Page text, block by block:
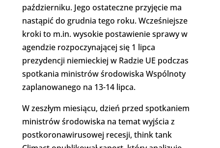
październiku. Jego ostateczne przyjęcie ma
nastąpić do grudnia tego roku. Wcześniejsze
kroki to m.in. wysokie postawienie sprawy w
agendzie rozpoczynającej się 1 lipca
prezydencji niemieckiej w Radzie UE podczas
spotkania ministrów środowiska Wspólnoty
zaplanowanego na 13-14 lipca.
W zeszłym miesiącu, dzień przed spotkaniem
ministrów środowiska na temat wyjścia z
postkoronawirusowej recesji, think tank